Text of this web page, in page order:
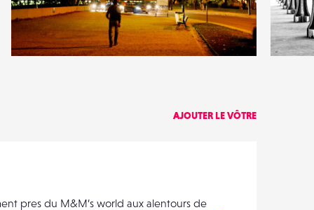
4
21
2
AJOUTER LE VÔTRE
pres du M&M’s world aux alentours de